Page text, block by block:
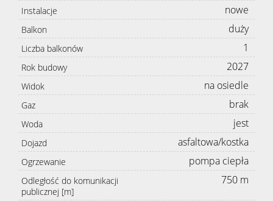
Instalacje nowe
Balkon duży
Liczba balkonów 1
Rok budowy 2027
Widok na osiedle
Gaz brak
Woda jest
Dojazd asfaltowa/kostka
Ogrzewanie pompa ciepła
Odległość do komunikacji
publicznej [m]
750 m